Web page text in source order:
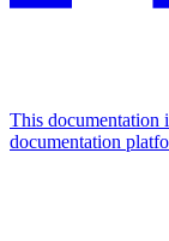
This documentation
documentation